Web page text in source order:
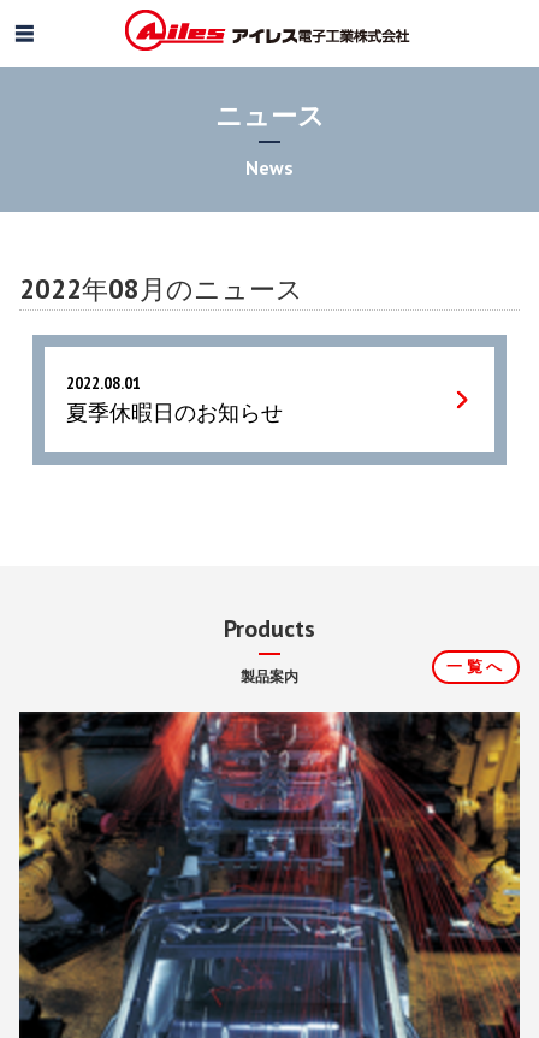
ニュース
News
2022年08月のニュース
2022.08.01
夏季休暇日のお知らせ
Products
製品案内 一覧へ